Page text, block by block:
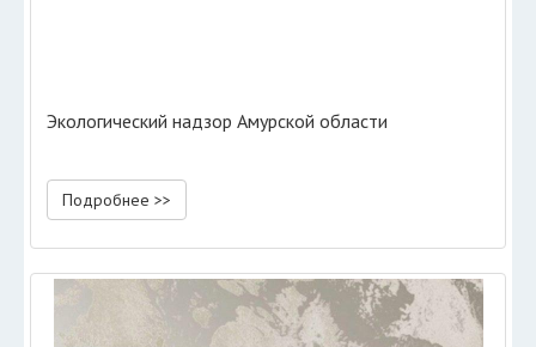
Экологический надзор Амурской области
Подробнее >>